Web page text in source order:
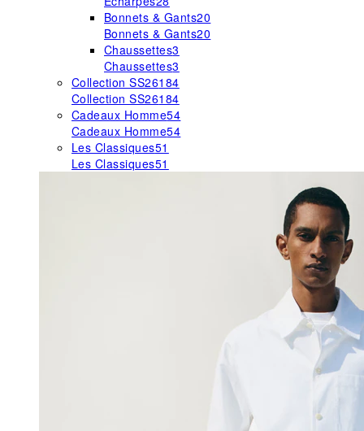
Bonnets & Gants20
Bonnets & Gants20
Chaussettes3
Chaussettes3
Collection SS26184
Collection SS26184
Cadeaux Homme54
Cadeaux Homme54
Les Classiques51
Les Classiques51